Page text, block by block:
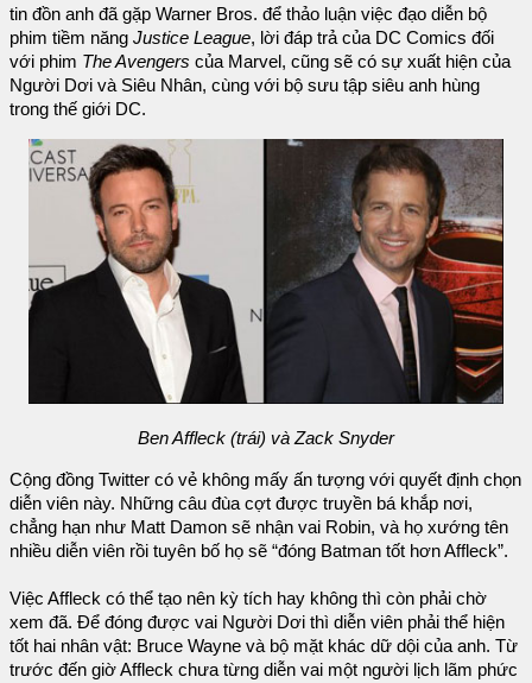
tin đồn anh đã gặp Warner Bros. để thảo luận việc đạo diễn bộ
phim tiềm năng Justice League, lời đáp trả của DC Comics đối
với phim The Avengers của Marvel, cũng sẽ có sự xuất hiện của
Người Dơi và Siêu Nhân, cùng với bộ sưu tập siêu anh hùng
trong thế giới DC.
Ben Affleck (trái) và Zack Snyder
Cộng đồng Twitter có vẻ không mấy ấn tượng với quyết định chọn
diễn viên này. Những câu đùa cợt được truyền bá khắp nơi,
chẳng hạn như Matt Damon sẽ nhận vai Robin, và họ xướng tên
nhiều diễn viên rồi tuyên bố họ sẽ “đóng Batman tốt hơn Affleck”.
Việc Affleck có thể tạo nên kỳ tích hay không thì còn phải chờ
xem đã. Để đóng được vai Người Dơi thì diễn viên phải thể hiện
tốt hai nhân vật: Bruce Wayne và bộ mặt khác dữ dội của anh. Từ
trước đến giờ Affleck chưa từng diễn vai một người lịch lãm phức